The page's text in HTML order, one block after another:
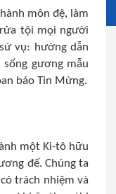
môn đệ, làm
rửa tội mọi người
vụ: hướng dẫn
gương mẫu
báo Tin Mừng.
một Ki-tô hữu
đế. Chúng ta
trách nhiệm và